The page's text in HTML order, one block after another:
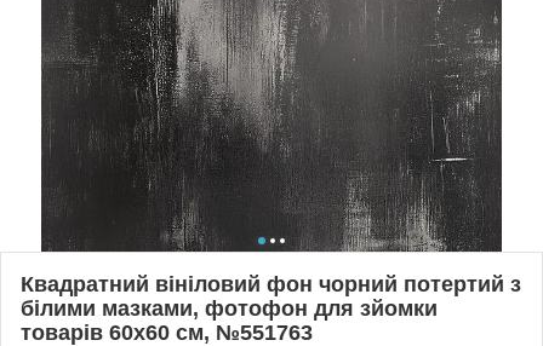
Квадратний вініловий фон чорний потертий з
білими мазками, фотофон для зйомки
товарів 60x60 см, №551763